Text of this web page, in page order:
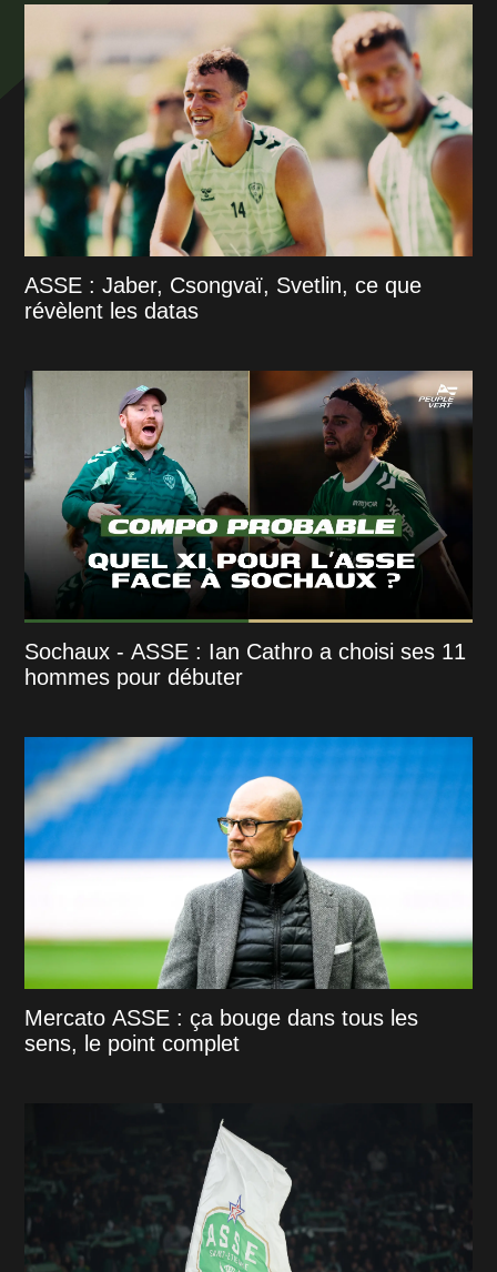
ASSE : Jaber, Csongvaï, Svetlin, ce que
révèlent les datas
Sochaux - ASSE : Ian Cathro a choisi ses 11
hommes pour débuter
Mercato ASSE : ça bouge dans tous les
sens, le point complet